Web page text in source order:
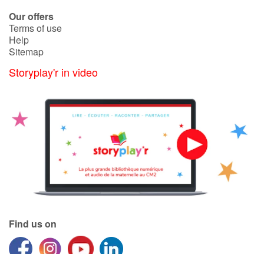
Our offers
Terms of use
Help
Sitemap
Storyplay'r in video
Find us on